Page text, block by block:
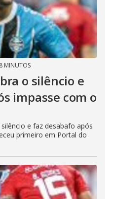
MINUTOS
o silêncio e
impasse com o
e faz desabafo após
primeiro em Portal do